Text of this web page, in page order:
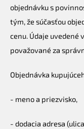
objednávku s
tým, že súčasťou
cenu. Údaje uvedené
považované za
Objednávka
- meno a priezvisko,
- dodacia adresa